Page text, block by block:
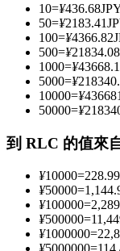
跟單
與頂尖交易專
10=¥436.68
50=¥2183.41
100=¥4366.82
500=¥21834.08
1000=¥
5000=¥
10000=¥
50000=¥
到 RLC 的值來
¥10000=228.99
¥50000=
¥100000=
¥500000=
¥1000000=